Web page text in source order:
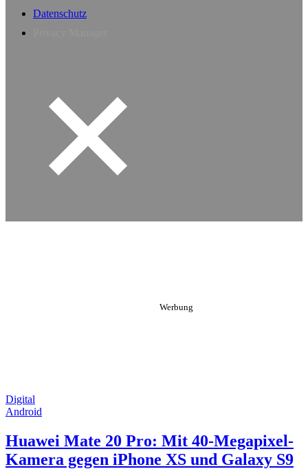
Datenschutz
Digital
Android
Huawei Mate 20 Pro: Mit 40-Megapixel-
Kamera gegen iPhone XS und Galaxy S9